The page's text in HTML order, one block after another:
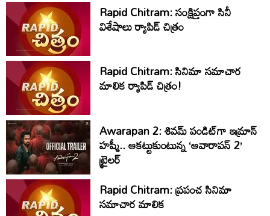
Rapid Chitram: సంక్షిప్తంగా సినీ
విశేషాలు ర్యాపిడ్ చిత్రం
Rapid Chitram: సినిమా సమాచార
మాలిక ర్యాపిడ్ చిత్రం!
Awarapan 2: శివమ్ పండిట్‌గా ఇమ్రాన్
హష్మీ.. ఆకట్టుకుంటున్న ‘ఆవారాపన్ 2’
ట్రైలర్
Rapid Chitram: ప్రపంచ సినిమా
సమాచార మాలిక